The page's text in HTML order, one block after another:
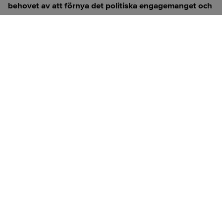
behovet av att förnya det politiska engagemanget och
hur modern teknik kan användas för att överbrygga